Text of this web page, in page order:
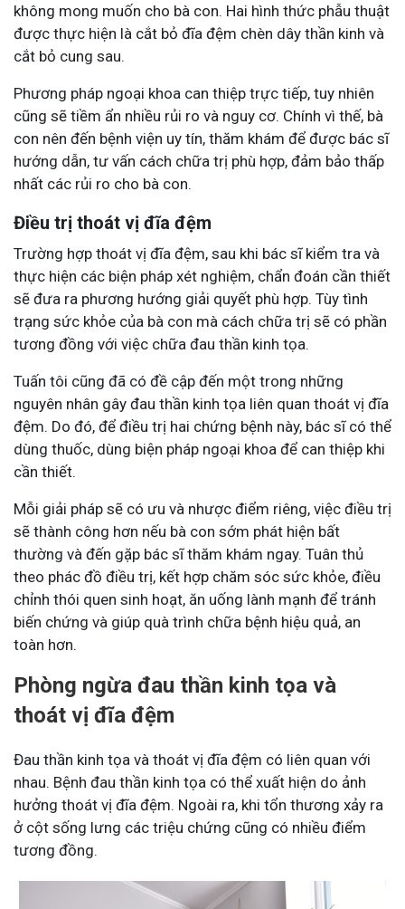
không mong muốn cho bà con. Hai hình thức phẫu thuật
được thực hiện là cắt bỏ đĩa đệm chèn dây thần kinh và
cắt bỏ cung sau.
Phương pháp ngoại khoa can thiệp trực tiếp, tuy nhiên
cũng sẽ tiềm ẩn nhiều rủi ro và nguy cơ. Chính vì thế, bà
con nên đến bệnh viện uy tín, thăm khám để được bác sĩ
hướng dẫn, tư vấn cách chữa trị phù hợp, đảm bảo thấp
nhất các rủi ro cho bà con.
Điều trị thoát vị đĩa đệm
Trường hợp thoát vị đĩa đệm, sau khi bác sĩ kiểm tra và
thực hiện các biện pháp xét nghiệm, chẩn đoán cần thiết
sẽ đưa ra phương hướng giải quyết phù hợp. Tùy tình
trạng sức khỏe của bà con mà cách chữa trị sẽ có phần
tương đồng với việc chữa đau thần kinh tọa.
Tuấn tôi cũng đã có đề cập đến một trong những
nguyên nhân gây đau thần kinh tọa liên quan thoát vị đĩa
đệm. Do đó, để điều trị hai chứng bệnh này, bác sĩ có thể
dùng thuốc, dùng biện pháp ngoại khoa để can thiệp khi
cần thiết.
Mỗi giải pháp sẽ có ưu và nhược điểm riêng, việc điều trị
sẽ thành công hơn nếu bà con sớm phát hiện bất
thường và đến gặp bác sĩ thăm khám ngay. Tuân thủ
theo phác đồ điều trị, kết hợp chăm sóc sức khỏe, điều
chỉnh thói quen sinh hoạt, ăn uống lành mạnh để tránh
biến chứng và giúp quà trình chữa bệnh hiệu quả, an
toàn hơn.
Phòng ngừa đau thần kinh tọa và
thoát vị đĩa đệm
Đau thần kinh tọa và thoát vị đĩa đệm có liên quan với
nhau. Bệnh đau thần kinh tọa có thể xuất hiện do ảnh
hưởng thoát vị đĩa đệm. Ngoài ra, khi tổn thương xảy ra
ở cột sống lưng các triệu chứng cũng có nhiều điểm
tương đồng.